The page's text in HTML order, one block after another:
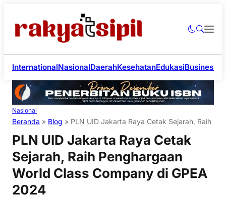
InternationalNasionalDaerahKesehatanEdukasiBusiness
Nasional
Beranda » Blog » PLN UID Jakarta Raya Cetak Sejarah, Raih
PLN UID Jakarta Raya Cetak
Sejarah, Raih Penghargaan
World Class Company di GPEA
2024